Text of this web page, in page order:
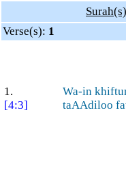
Verse(s): 1
1.
[4:3]
Wa-in
taAAdiloo